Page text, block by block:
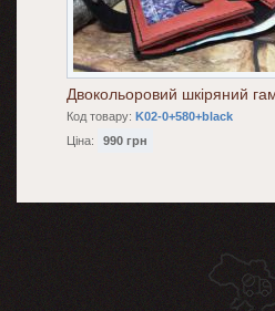
Двокольоровий шкіряний
Код товару: K02-0+580+black
Ціна:
990 грн